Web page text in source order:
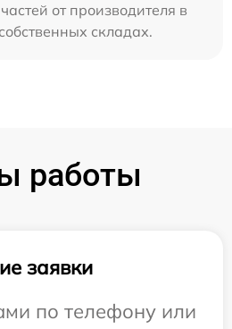
от производителя в
складах.
работы
заявки
по телефону или